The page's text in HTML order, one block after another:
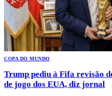
COPA DO MUNDO
Trump pediu à Fifa revisão
de jogo dos EUA, diz jornal